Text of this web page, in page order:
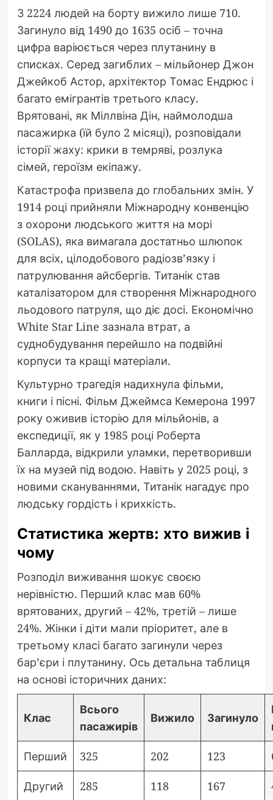
З 2224 людей на борту вижило лише 710.
Загинуло від 1490 до 1635 осіб – точна
цифра варіюється через плутанину в
списках. Серед загиблих – мільйонер Джон
Джейкоб Астор, архітектор Томас Ендрюс і
багато емігрантів третього класу.
Врятовані, як Міллвіна Дін, наймолодша
пасажирка (їй було 2 місяці), розповідали
історії жаху: крики в темряві, розлука
сімей, героїзм екіпажу.
Катастрофа призвела до глобальних змін. У
1914 році прийняли Міжнародну конвенцію
з охорони людського життя на морі
(SOLAS), яка вимагала достатньо шлюпок
для всіх, цілодобового радіозв’язку і
патрулювання айсбергів. Титанік став
каталізатором для створення Міжнародного
льодового патруля, що діє досі. Економічно
White Star Line зазнала втрат, а
суднобудування перейшло на подвійні
корпуси та кращі матеріали.
Культурно трагедія надихнула фільми,
книги і пісні. Фільм Джеймса Кемерона 1997
року оживив історію для мільйонів, а
експедиції, як у 1985 році Роберта
Балларда, відкрили уламки, перетворивши
їх на музей під водою. Навіть у 2025 році, з
новими скануваннями, Титанік нагадує про
людську гордість і крихкість.
Статистика жертв: хто вижив і
чому
Розподіл виживання шокує своєю
нерівністю. Перший клас мав 60%
врятованих, другий – 42%, третій – лише
24%. Жінки і діти мали пріоритет, але в
третьому класі багато загинули через
бар’єри і плутанину. Ось детальна таблиця
на основі історичних даних:
Клас
Всього
пасажирів
Вижило Загинуло
Перший 325 202 123
Другий 285 118 167